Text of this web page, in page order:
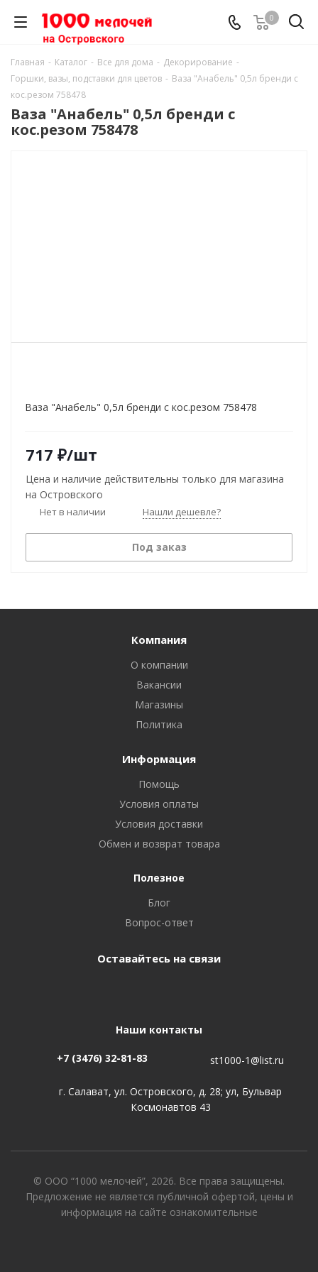
0
Главная - Каталог - Все для дома - Декорирование -
Горшки, вазы, подставки для цветов - Ваза "Анабель" 0,5л бренди с
кос.резом 758478
Ваза "Анабель" 0,5л бренди с
кос.резом 758478
Ваза "Анабель" 0,5л бренди с кос.резом 758478
717 ₽/шт
Цена и наличие действительны только для магазина
на Островского
Нет в наличии Нашли дешевле?
Под заказ
Компания
О компании
Вакансии
Магазины
Политика
Информация
Помощь
Условия оплаты
Условия доставки
Обмен и возврат товара
Полезное
Блог
Вопрос-ответ
Оставайтесь на связи
Наши контакты
+7 (3476) 32-81-83 st1000-1@list.ru
г. Салават, ул. Островского, д. 28; ул, Бульвар
Космонавтов 43
© ООО “1000 мелочей”, 2026. Все права защищены.
Предложение не является публичной офертой, цены и
информация на сайте ознакомительные